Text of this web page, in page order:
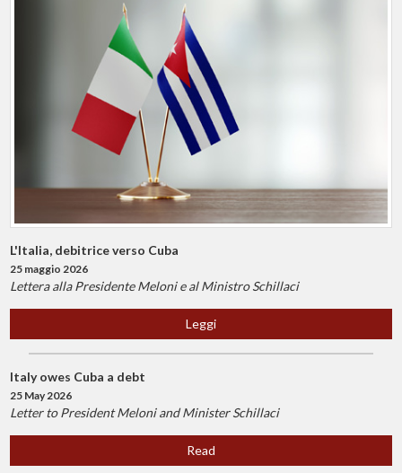
L'Italia, debitrice verso Cuba
25 maggio 2026
Lettera alla Presidente Meloni e al Ministro Schillaci
Leggi
Italy owes Cuba a debt
25 May 2026
Letter to President Meloni and Minister Schillaci
Read